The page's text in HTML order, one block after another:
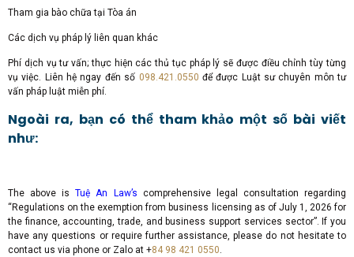
Tham gia bào chữa tại Tòa án
Các dịch vụ pháp lý liên quan khác
Phí dịch vụ tư vấn; thực hiện các thủ tục pháp lý sẽ được điều chỉnh tùy từng
vụ việc. Liên hệ ngay đến số 098.421.0550 để được Luật sư chuyên môn tư
vấn pháp luật miễn phí.
Ngoài ra, bạn có thể tham khảo một số bài viết
như:
The above isTuệ An Law’s comprehensive legal consultation regarding
“Regulations on the exemption from business licensing as of July 1, 2026 for
the finance, accounting, trade, and business support services sector”. If you
have any questions or require further assistance, please do not hesitate to
contact us via phone or Zalo at +84 98 421 0550.